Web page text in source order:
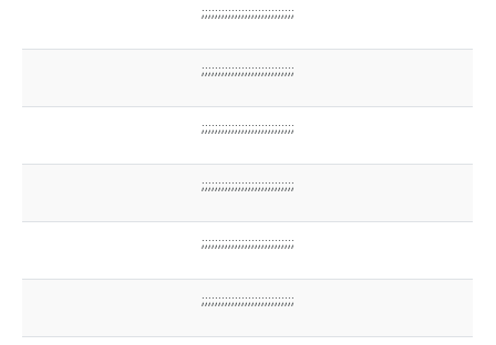
;;;;;;;;;;;;;;;;;;;;;;;;;;;;
;;;;;;;;;;;;;;;;;;;;;;;;;;;;
;;;;;;;;;;;;;;;;;;;;;;;;;;;;
;;;;;;;;;;;;;;;;;;;;;;;;;;;;
;;;;;;;;;;;;;;;;;;;;;;;;;;;;
;;;;;;;;;;;;;;;;;;;;;;;;;;;;